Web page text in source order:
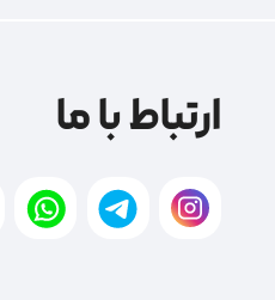
ارتباط با ما